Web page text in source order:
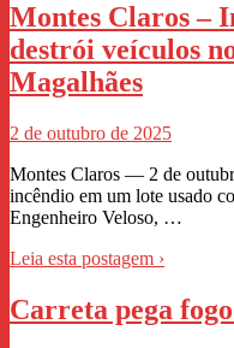
Montes Claros –
destrói veículos
Magalhães
2 de outubro de 2025
Montes Claros — 2 de
incêndio em um lote usado
Engenheiro Veloso, …
Leia esta postagem ›
Carreta pega